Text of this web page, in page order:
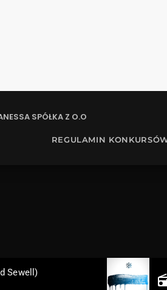
Sewell)
SPÓŁKA Z O.O
REGULAMIN